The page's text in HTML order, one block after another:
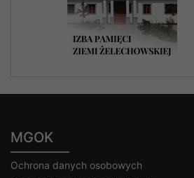
MGOK
Ochrona danych osobowych